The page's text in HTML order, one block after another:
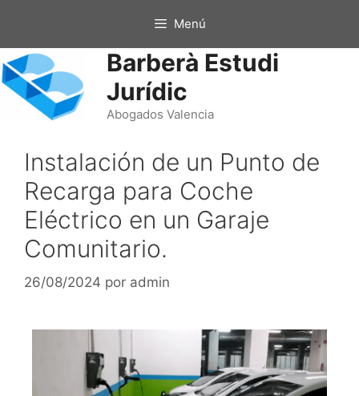
Menú
Barberà Estudi
Jurídic
Abogados Valencia
Instalación de un Punto de
Recarga para Coche
Eléctrico en un Garaje
Comunitario.
26/08/2024 por admin